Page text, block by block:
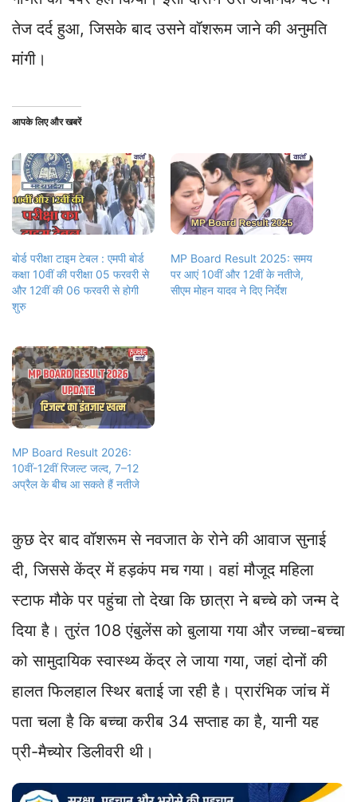
तेज दर्द हुआ, जिसके बाद उसने वॉशरूम जाने की अनुमति
मांगी।
आपके लिए और खबरें
बोर्ड परीक्षा टाइम टेबल : एमपी बोर्ड
कक्षा 10वीं की परीक्षा 05 फरवरी से
और 12वीं की 06 फरवरी से होगी
शुरु
MP Board Result 2025: समय
पर आएं 10वीं और 12वीं के नतीजे,
सीएम मोहन यादव ने दिए निर्देश
MP Board Result 2026:
10वीं-12वीं रिजल्ट जल्द, 7–12
अप्रैल के बीच आ सकते हैं नतीजे
कुछ देर बाद वॉशरूम से नवजात के रोने की आवाज सुनाई
दी, जिससे केंद्र में हड़कंप मच गया। वहां मौजूद महिला
स्टाफ मौके पर पहुंचा तो देखा कि छात्रा ने बच्चे को जन्म दे
दिया है। तुरंत 108 एंबुलेंस को बुलाया गया और जच्चा-बच्चा
को सामुदायिक स्वास्थ्य केंद्र ले जाया गया, जहां दोनों की
हालत फिलहाल स्थिर बताई जा रही है। प्रारंभिक जांच में
पता चला है कि बच्चा करीब 34 सप्ताह का है, यानी यह
प्री-मैच्योर डिलीवरी थी।